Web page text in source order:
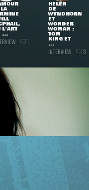
L'ART
...
1
HELEN
DE
WYNDHORN
ET
WONDER
WOMAN :
TOM
KING ET
...
INTERVIEW 3